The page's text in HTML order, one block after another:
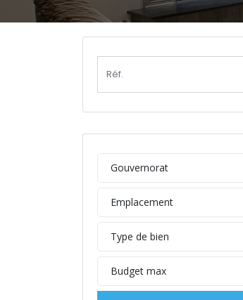
Gouvernorat
Emplacement
Type de bien
Budget max